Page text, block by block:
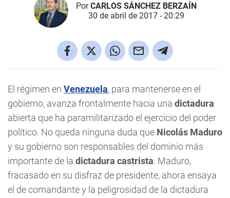
PorCARLOS SÁNCHEZ BERZAÍN
30 de abril de 2017 - 20:29
El régimen en Venezuela, para mantenerse en el
gobierno, avanza frontalmente hacia una dictadura
abierta que ha paramilitarizado el ejercicio del poder
político. No queda ninguna duda que Nicolás Maduro
y su gobierno son responsables del dominio más
importante de la dictadura castrista. Maduro,
fracasado en su disfraz de presidente, ahora ensaya
el de comandante y la peligrosidad de la dictadura